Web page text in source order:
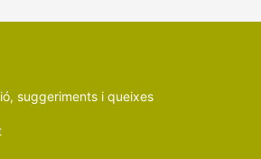
suggeriments i queixes